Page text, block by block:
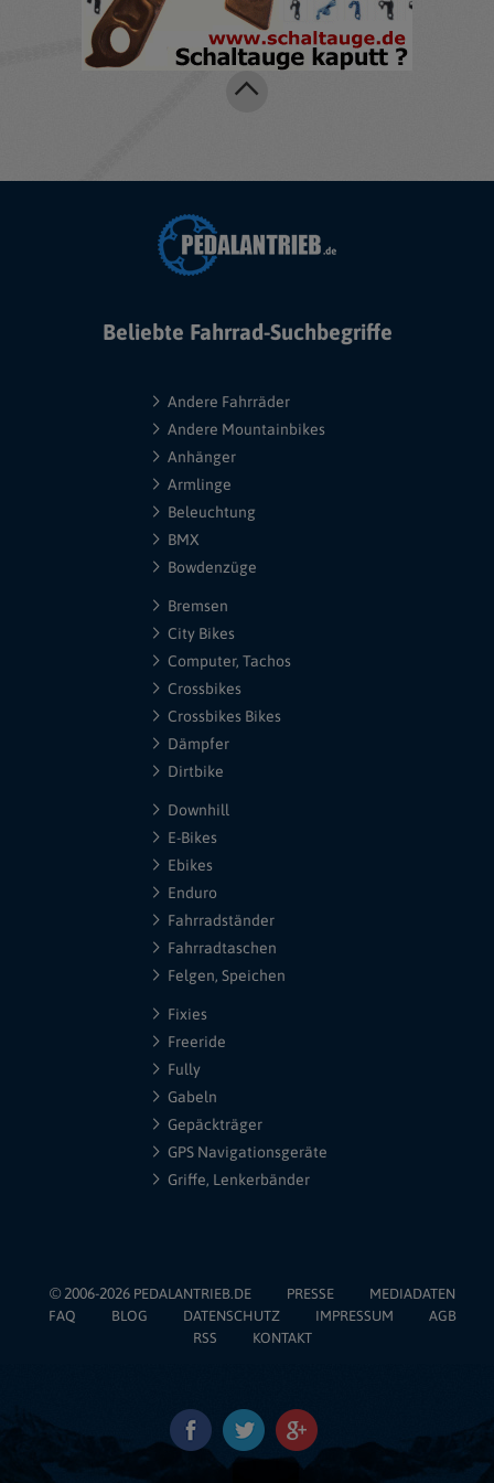
Beliebte Fahrrad-Suchbegriffe
Andere Fahrräder
Andere Mountainbikes
Anhänger
Armlinge
Beleuchtung
BMX
Bowdenzüge
Bremsen
City Bikes
Computer, Tachos
Crossbikes
Crossbikes Bikes
Dämpfer
Dirtbike
Downhill
E-Bikes
Ebikes
Enduro
Fahrradständer
Fahrradtaschen
Felgen, Speichen
Fixies
Freeride
Fully
Gabeln
Gepäckträger
GPS Navigationsgeräte
Griffe, Lenkerbänder
© 2006-2026 PEDALANTRIEB.DE PRESSE
MEDIADATEN
FAQ
BLOG DATENSCHUTZ IMPRESSUM
AGB
RSS
KONTAKT